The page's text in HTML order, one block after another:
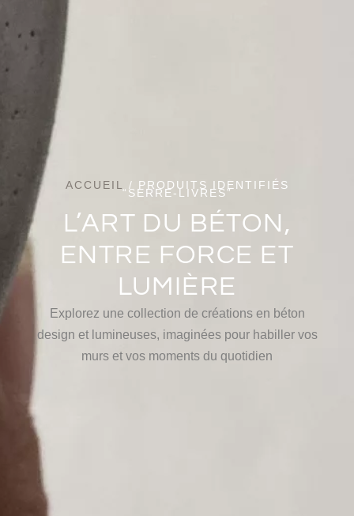
ACCUEIL / PRODUITS IDENTIFIÉS
“SERRE-LIVRES”
L’ART DU BÉTON,
ENTRE FORCE ET
LUMIÈRE
Explorez une collection de créations en béton
design et lumineuses, imaginées pour habiller vos
murs et vos moments du quotidien